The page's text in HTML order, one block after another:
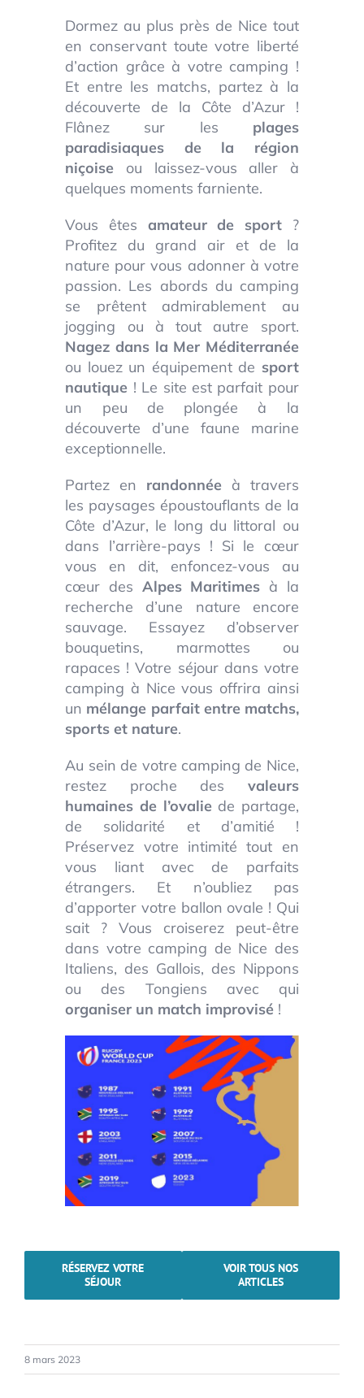
Dormez au plus près de Nice tout
en conservant toute votre liberté
d’action grâce à votre camping !
Et entre les matchs, partez à la
découverte de la Côte d’Azur !
Flânez sur les plages
paradisiaques de la région
niçoise ou laissez-vous aller à
quelques moments farniente.
Vous êtes amateur de sport?
Profitez du grand air et de la
nature pour vous adonner à votre
passion. Les abords du camping
se prêtent admirablement au
jogging ou à tout autre sport.
Nagez dans la Mer Méditerranée
ou louez un équipement de sport
nautique ! Le site est parfait pour
un peu de plongée à la
découverte d’une faune marine
exceptionnelle.
Partez en randonnée à travers
les paysages époustouflants de la
Côte d’Azur, le long du littoral ou
dans l’arrière-pays ! Si le cœur
vous en dit, enfoncez-vous au
cœur des Alpes Maritimes à la
recherche d’une nature encore
sauvage. Essayez d’observer
bouquetins, marmottes ou
rapaces ! Votre séjour dans votre
camping à Nice vous offrira ainsi
un mélange parfait entre matchs,
sports et nature.
Au sein de votre camping de Nice,
restez proche des valeurs
humaines de l’ovalie de partage,
de solidarité et d’amitié !
Préservez votre intimité tout en
vous liant avec de parfaits
étrangers. Et n’oubliez pas
d’apporter votre ballon ovale ! Qui
sait ? Vous croiserez peut-être
dans votre camping de Nice des
Italiens, des Gallois, des Nippons
ou des Tongiens avec qui
organiser un match improvisé !
RÉSERVEZ VOTRE
SÉJOUR
VOIR TOUS NOS
ARTICLES
8 mars 2023